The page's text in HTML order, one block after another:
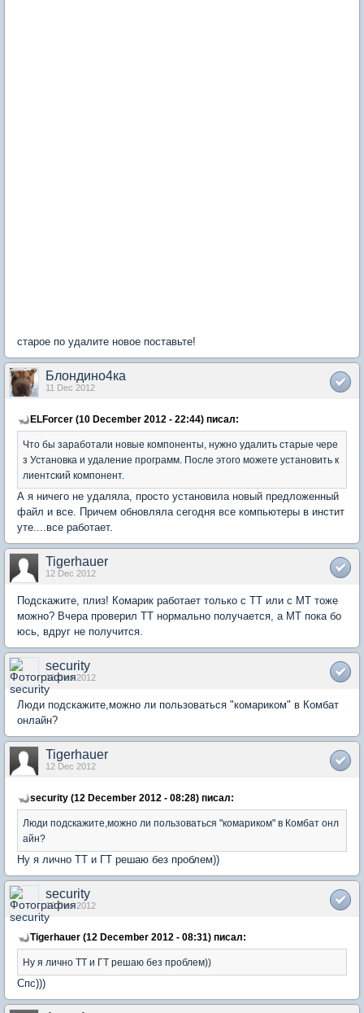
старое по удалите новое поставьте!
Блондино4ка
11 Dec 2012
ELForcer (10 December 2012 - 22:44) писал:
Что бы заработали новые компоненты, нужно удалить старые чере
з Установка и удаление программ. После этого можете установить к
лиентский компонент.
А я ничего не удаляла, просто установила новый предложенный
файл и все. Причем обновляла сегодня все компьютеры в инстит
уте....все работает.
Tigerhauer
12 Dec 2012
Подскажите, плиз! Комарик работает только с ТТ или с МТ тоже
можно? Вчера проверил ТТ нормально получается, а МТ пока бо
юсь, вдруг не получится.
security
12 Dec 2012
Люди подскажите,можно ли пользоваться "комариком" в Комбат
онлайн?
Tigerhauer
12 Dec 2012
security (12 December 2012 - 08:28) писал:
Люди подскажите,можно ли пользоваться "комариком" в Комбат онл
айн?
Ну я лично ТТ и ГТ решаю без проблем))
security
12 Dec 2012
Tigerhauer (12 December 2012 - 08:31) писал:
Ну я лично ТТ и ГТ решаю без проблем))
Спс)))